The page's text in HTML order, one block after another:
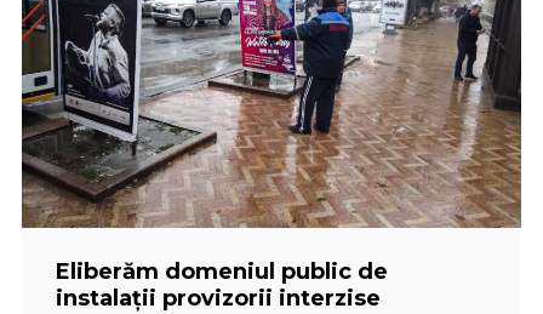
Eliberăm domeniul public de
instalații provizorii interzise